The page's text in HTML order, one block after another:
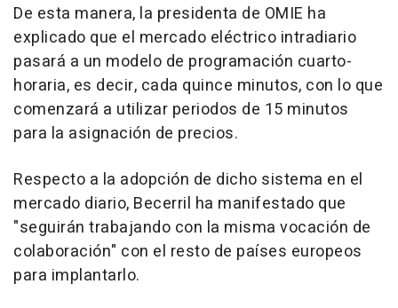
De esta manera, la presidenta de OMIE ha
explicado que el mercado eléctrico intradiario
pasará a un modelo de programación cuarto-
horaria, es decir, cada quince minutos, con lo que
comenzará a utilizar periodos de 15 minutos
para la asignación de precios.
Respecto a la adopción de dicho sistema en el
mercado diario, Becerril ha manifestado que
"seguirán trabajando con la misma vocación de
colaboración" con el resto de países europeos
para implantarlo.